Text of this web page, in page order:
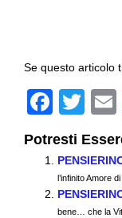
Se questo articolo
F
c
e
b
T
wi
tt
er
Potresti
l’infinito Amore
bene… che la